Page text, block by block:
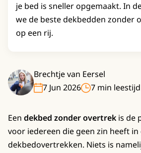
je bed is sneller opgemaakt. In
we de beste dekbedden zonder
op een rij.
Brechtje van Eersel
7 Jun 2026
7 min leestijd
Een dekbed zonder overtrek is de
voor iedereen die geen zin heeft
dekbedovertrekken. Niets is